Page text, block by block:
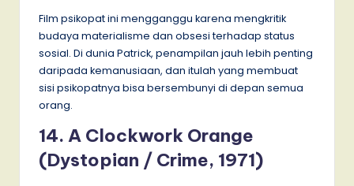
Film psikopat ini mengganggu karena mengkritik
budaya materialisme dan obsesi terhadap status
sosial. Di dunia Patrick, penampilan jauh lebih penting
daripada kemanusiaan, dan itulah yang membuat
sisi psikopatnya bisa bersembunyi di depan semua
orang.
14. A Clockwork Orange
(Dystopian / Crime, 1971)